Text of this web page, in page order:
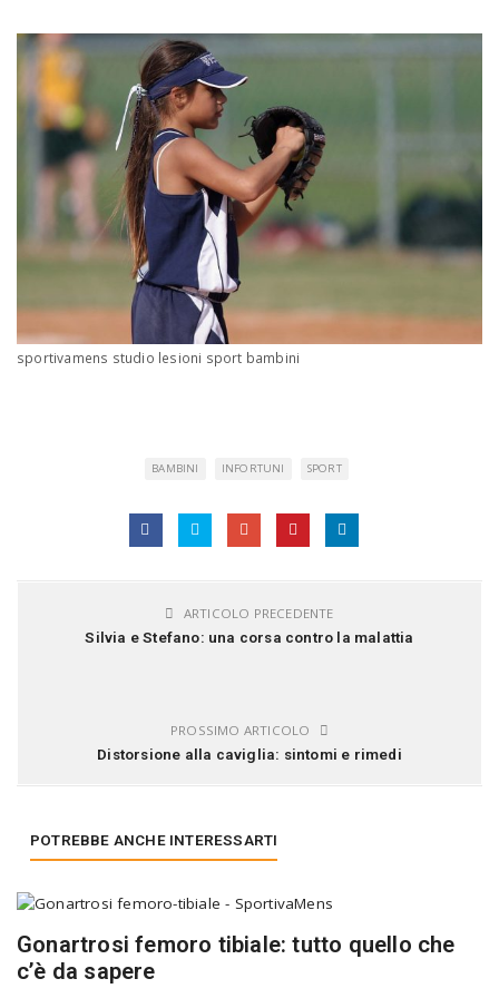
sportivamens studio lesioni sport bambini
BAMBINI INFORTUNI SPORT
ARTICOLO PRECEDENTE
Silvia e Stefano: una corsa contro la malattia
PROSSIMO ARTICOLO
Distorsione alla caviglia: sintomi e rimedi
POTREBBE ANCHE INTERESSARTI
Gonartrosi femoro tibiale: tutto quello che
c’è da sapere